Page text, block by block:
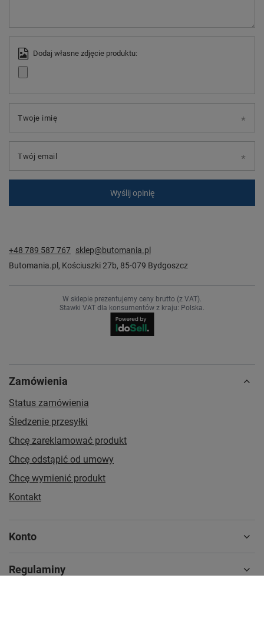
Dodaj własne zdjęcie produktu:
Twoje imię
Twój email
Wyślij opinię
+48 789 587 767 sklep@butomania.pl
Butomania.pl , Kościuszki 27b, 85-079 Bydgoszcz
W sklepie prezentujemy ceny brutto (z VAT).
Stawki VAT dla konsumentów z kraju: Polska.
Zamówienia
Status zamówienia
Śledzenie przesyłki
Chcę zareklamować produkt
Chcę odstąpić od umowy
Chcę wymienić produkt
Kontakt
Konto
Regulaminy